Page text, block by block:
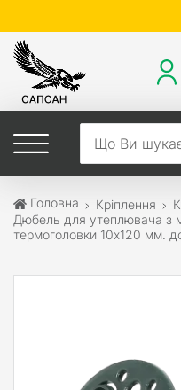
Головна Кріплення
Дюбель для утеплювача з
термоголовки 10х120 мм.